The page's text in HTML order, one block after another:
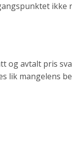
ikke
og avtalt pris
lik mangelens